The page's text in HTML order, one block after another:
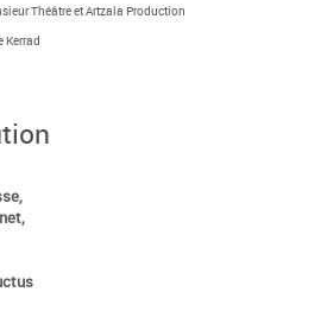
Théâtre et Artzala Production
Kerrad